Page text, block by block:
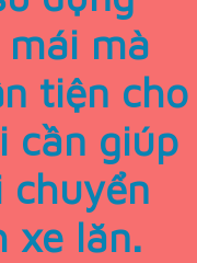
mà
tiện cho
cần giúp
chuyển
xe lăn.